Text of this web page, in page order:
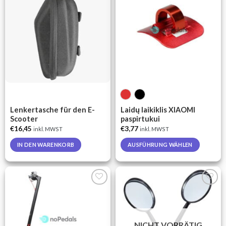
Wunschliste
Lenkertasche für den E-
Scooter
€16,45 inkl. MWST
IN DEN WARENKORB
Laidų laikiklis XIAOMI
paspirtukui
€3,77 inkl. MWST
AUSFÜHRUNG WÄHLEN
product
has
multiple
variants.
The
Auf die
Wunschliste